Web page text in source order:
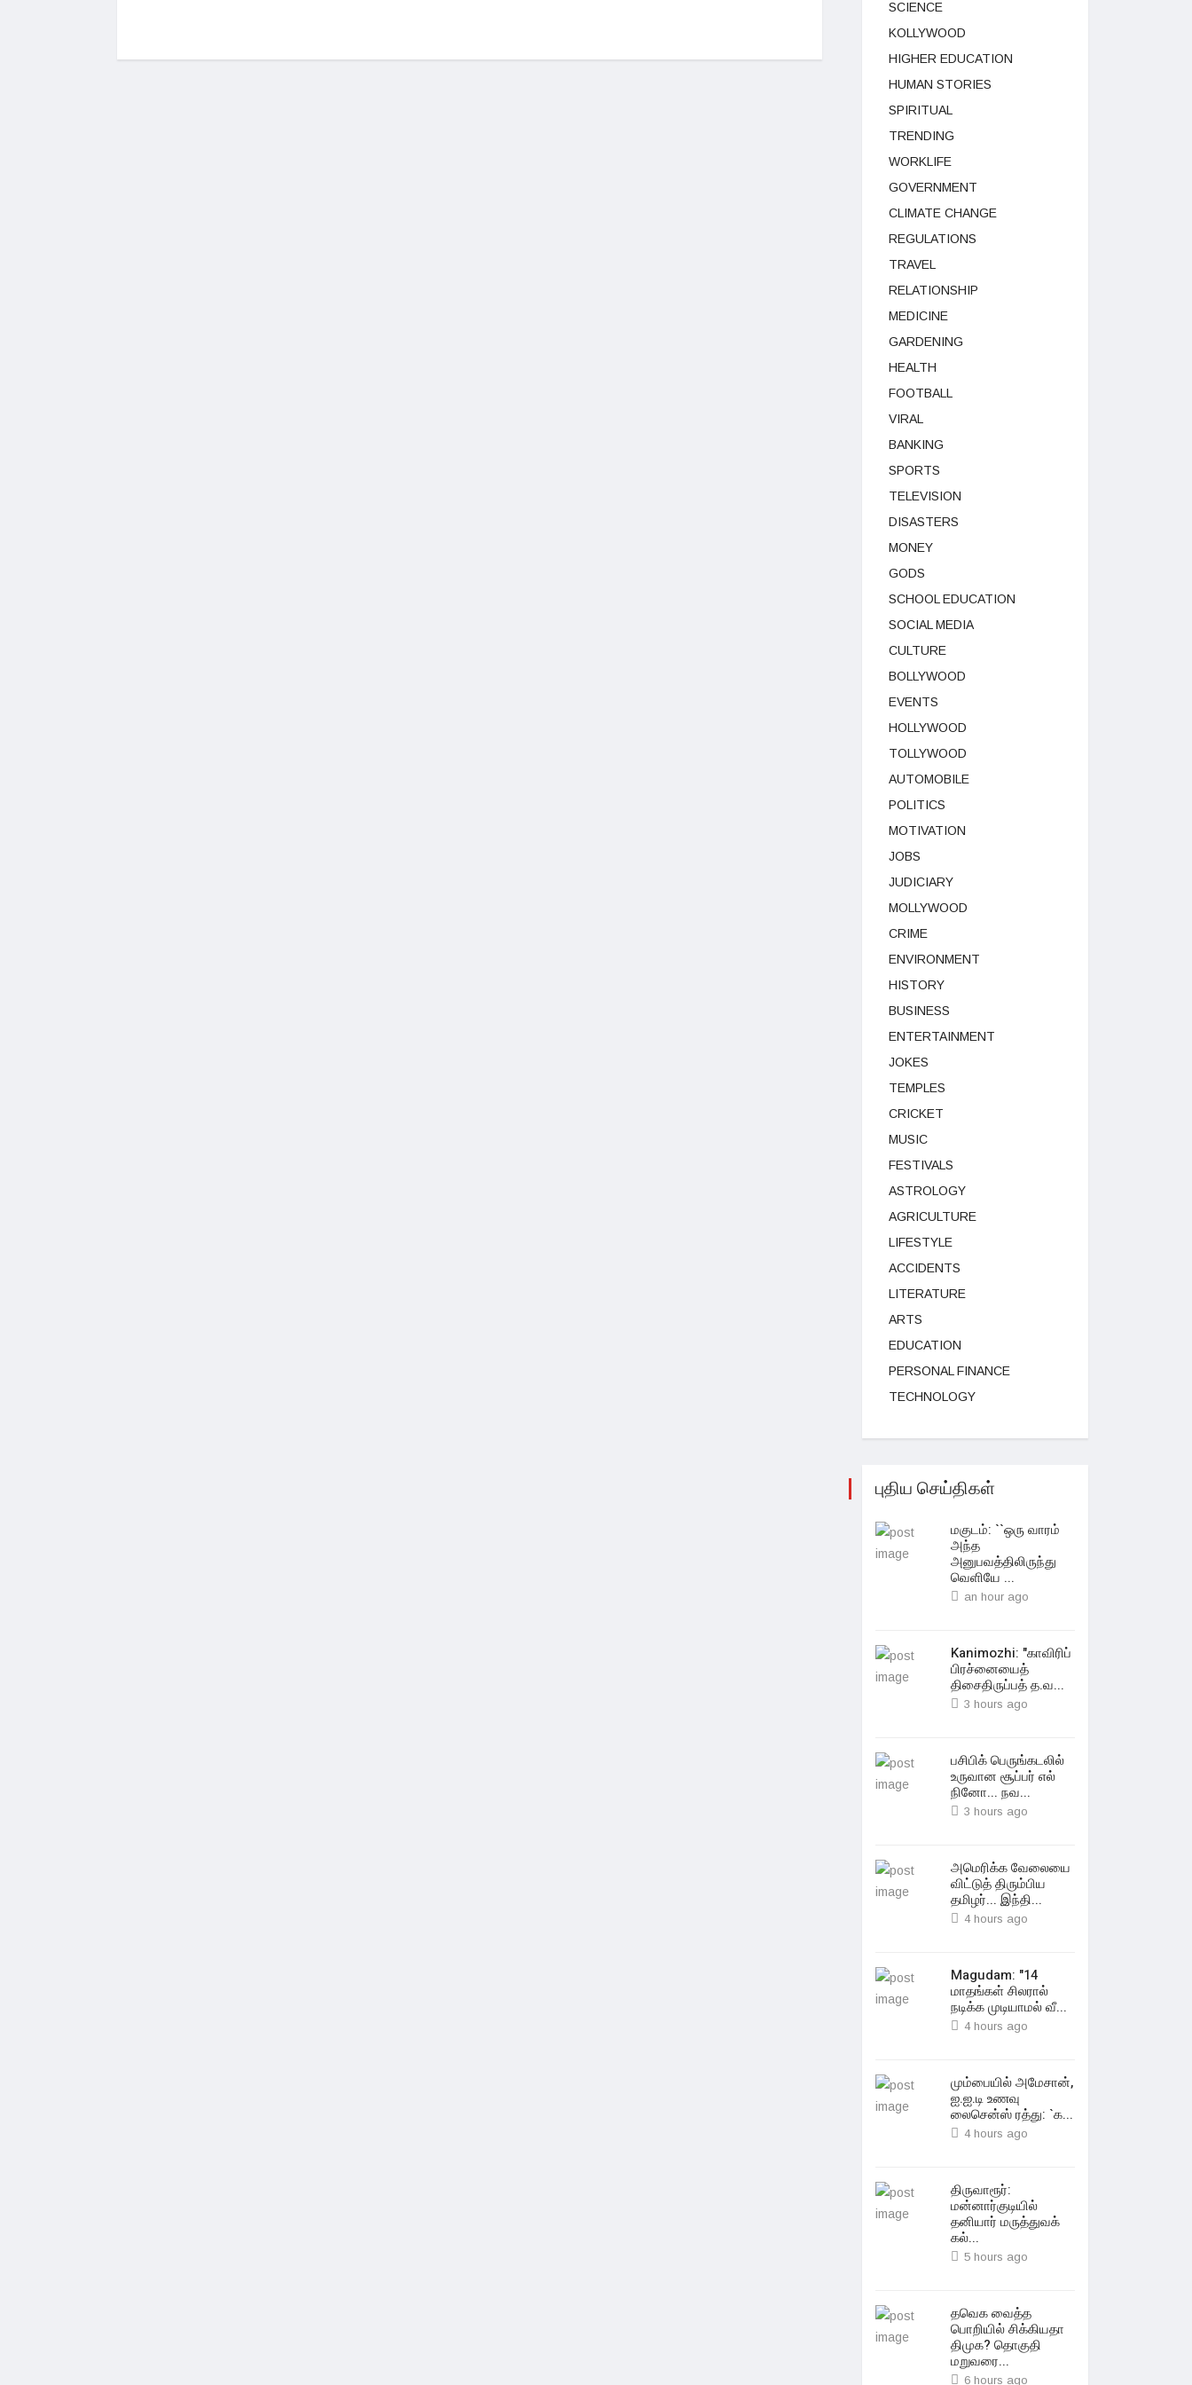
SCIENCE
KOLLYWOOD
HIGHER EDUCATION
HUMAN STORIES
SPIRITUAL
TRENDING
WORKLIFE
GOVERNMENT
CLIMATE CHANGE
REGULATIONS
TRAVEL
RELATIONSHIP
MEDICINE
GARDENING
HEALTH
FOOTBALL
VIRAL
BANKING
SPORTS
TELEVISION
DISASTERS
MONEY
GODS
SCHOOL EDUCATION
SOCIAL MEDIA
CULTURE
BOLLYWOOD
EVENTS
HOLLYWOOD
TOLLYWOOD
AUTOMOBILE
POLITICS
MOTIVATION
JOBS
JUDICIARY
MOLLYWOOD
CRIME
ENVIRONMENT
HISTORY
BUSINESS
ENTERTAINMENT
JOKES
TEMPLES
CRICKET
MUSIC
FESTIVALS
ASTROLOGY
AGRICULTURE
LIFESTYLE
ACCIDENTS
LITERATURE
ARTS
EDUCATION
PERSONAL FINANCE
TECHNOLOGY
புதிய செய்திகள்
மகுடம்: ``ஒரு வாரம்
அந்த
அனுபவத்திலிருந்து
வெளியே ...
an hour ago
Kanimozhi: "காவிரிப்
பிரச்னையைத்
திசைதிருப்பத் த.வ...
3 hours ago
பசிபிக் பெருங்கடலில்
உருவான சூப்பர் எல்
நினோ... நவ...
3 hours ago
அமெரிக்க வேலையை
விட்டுத் திரும்பிய
தமிழர்... இந்தி...
4 hours ago
Magudam: "14
மாதங்கள் சிலரால்
நடிக்க முடியாமல் வீ...
4 hours ago
மும்பையில் அமேசான்,
ஐ.ஐ.டி உணவு
லைசென்ஸ் ரத்து: `க...
4 hours ago
திருவாரூர்:
மன்னார்குடியில்
தனியார் மருத்துவக்
கல்...
5 hours ago
தவெக வைத்த
பொறியில் சிக்கியதா
திமுக? தொகுதி
மறுவரை...
6 hours ago